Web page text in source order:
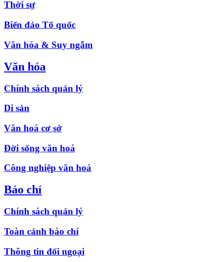
Thời sự
Biển đảo Tổ quốc
Văn hóa & Suy ngẫm
Văn hóa
Chính sách quản lý
Di sản
Văn hoá cơ sở
Đời sống văn hoá
Công nghiệp văn hoá
Báo chí
Chính sách quản lý
Toàn cảnh báo chí
Thông tin đối ngoại